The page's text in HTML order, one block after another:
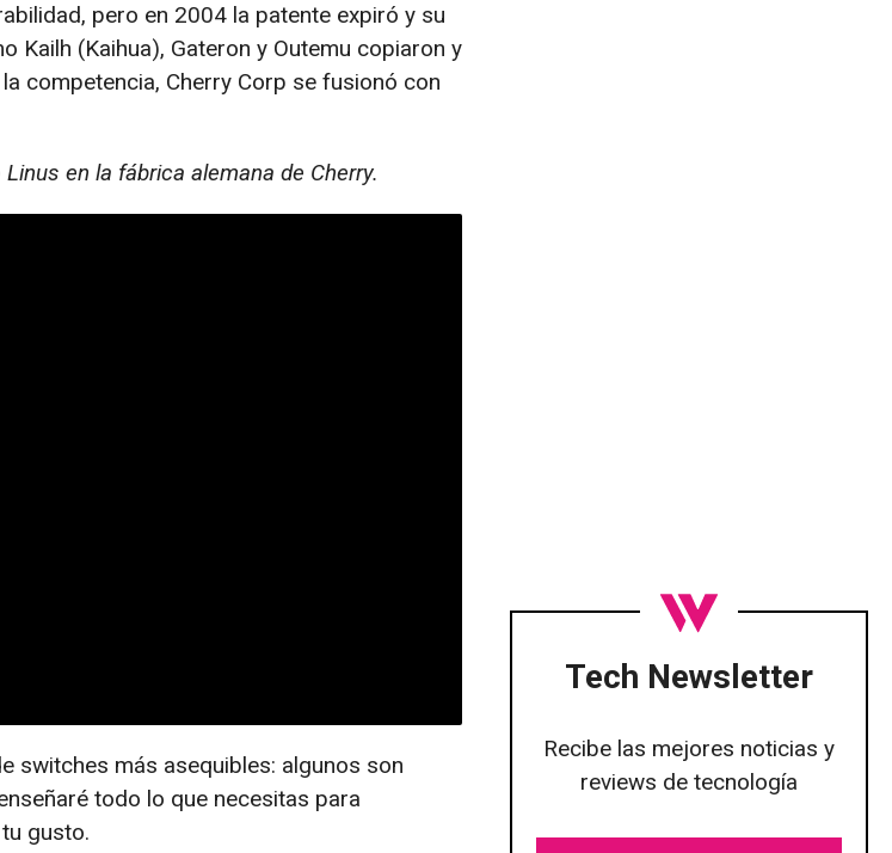
Tech Newsletter
Recibe las mejores noticias y
reviews de tecnología
pero en 2004 la patente expiró y su
(Kaihua), Gateron y Outemu copiaron y
competencia, Cherry Corp se fusionó con
en la fábrica alemana de Cherry.
switches más asequibles: algunos son
todo lo que necesitas para
gusto.